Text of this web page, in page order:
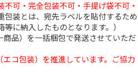
可・完全包装不可・手提げ袋不可・
包装とは、宛先ラベルを貼付するため
に納入したものとなります。）
品）を一括梱包で発送させていただ
コ包装）を推進しています。ご協力